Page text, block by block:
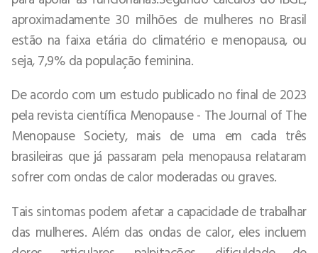
aproximadamente 30 milhões de mulheres no Brasil
estão na faixa etária do climatério e menopausa, ou
seja, 7,9% da população feminina.
De acordo com um estudo publicado no final de 2023
pela revista científica Menopause - The Journal of The
Menopause Society, mais de uma em cada três
brasileiras que já passaram pela menopausa relataram
sofrer com ondas de calor moderadas ou graves.
Tais sintomas podem afetar a capacidade de trabalhar
das mulheres. Além das ondas de calor, eles incluem